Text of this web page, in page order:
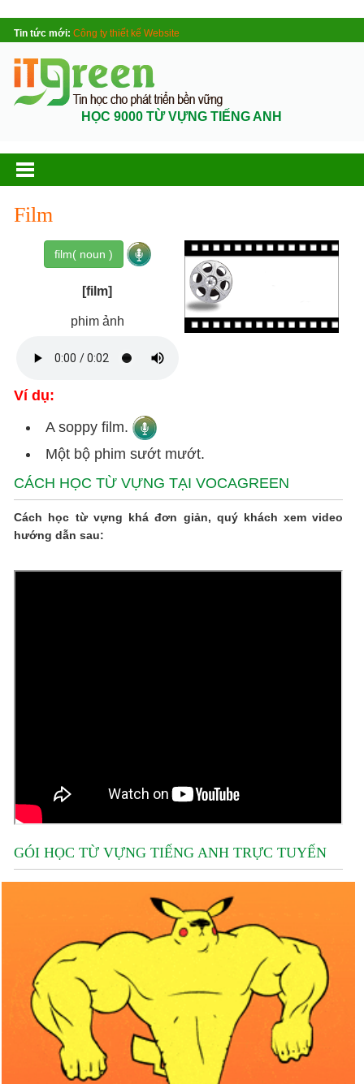
Tin tức mới: Công ty thiết kế Website
HỌC 9000 TỪ VỰNG TIẾNG ANH
Film
film( noun )
[film]
phim ảnh
Ví dụ:
A soppy film.
Một bộ phim sướt mướt.
CÁCH HỌC TỪ VỰNG TẠI VOCAGREEN
Cách học từ vựng khá đơn giản, quý khách xem video
hướng dẫn sau:
GÓI HỌC TỪ VỰNG TIẾNG ANH TRỰC TUYẾN